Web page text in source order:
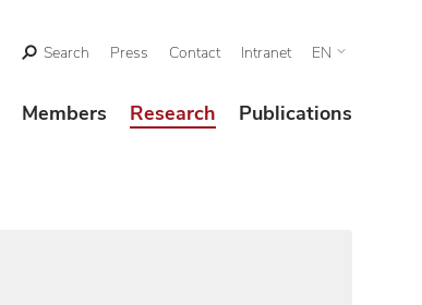
Search Press Contact Intranet EN
Members Research Publications